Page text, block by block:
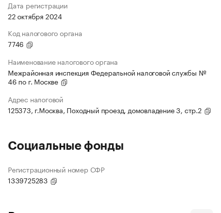
Дата регистрации
22 октября 2024
Код налогового органа
7746
Наименование налогового органа
Межрайонная инспекция Федеральной налоговой службы №
46 по г. Москве
Адрес налоговой
125373, г.Москва, Походный проезд, домовладение 3, стр.2
Социальные фонды
Регистрационный номер СФР
1339725283